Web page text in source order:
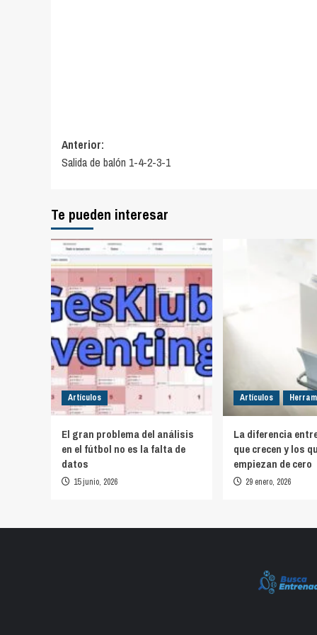
Navegación
de
Anterior:
Salida de balón 1-4-2-3-1
Te pueden interesar
Artículos
El gran problema del análisis
en el fútbol no es la falta de
datos
15 junio, 2026
Artículos
La diferencia
que crecen y los
empiezan de cero
29 enero, 2026